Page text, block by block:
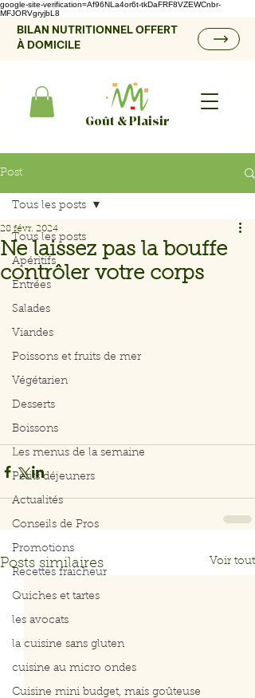
google-site-verification=Af96NLa4or6t-tkDaFRF8VZEWCnbr-
MFJORVgryjbL8
BILAN NUTRITIONNEL OFFERT
À DOMICILE
Goût & Plaisir
Post
Tous les posts
Apéritifs
Entrées
Salades
Viandes
Poissons et fruits de mer
Végétarien
Desserts
Boissons
Les menus de la semaine
Petits déjeuners
Actualités
Conseils de Pros
Promotions
Recettes fraicheur
Quiches et tartes
les avocats
la cuisine sans gluten
cuisine au micro ondes
Cuisine mini budget, mais goûteuse
Tous les posts
Ne laissez pas la bouffe
contrôler votre corps
28 févr. 2024
Posts similaires Voir tout